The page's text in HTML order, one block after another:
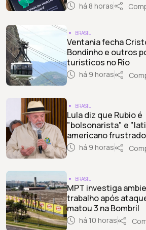
há 8 horas
BRASIL
Ventania fecha
Bondinho e outros
turísticos no Rio
há 9 horas
BRASIL
Lula diz que Rubio é
"bolsonarista" e
americano
há 9 horas
BRASIL
MPT investiga
trabalho após
matou 3 na Bombril
há 10 horas